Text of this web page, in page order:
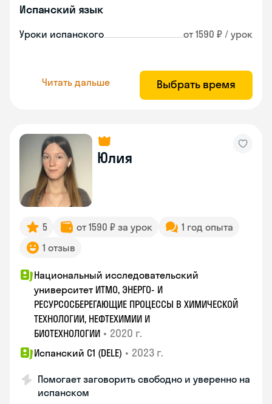
Испанский язык
Уроки испанского от 1590 ₽ / урок
Читать дальше Выбрать время
Юлия
5 от 1590 ₽ за урок
1 год опыта
1 отзыв
Национальный исследовательский
университет ИТМО, ЭНЕРГО- И
РЕСУРСОСБЕРЕГАЮЩИЕ ПРОЦЕССЫ В ХИМИЧЕСКОЙ
ТЕХНОЛОГИИ, НЕФТЕХИМИИ И
БИОТЕХНОЛОГИИ • 2020 г.
Испанский С1 (DELE) • 2023 г.
Помогает заговорить свободно и уверенно на
испанском